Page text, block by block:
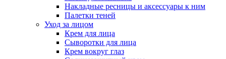
Накладные ресницы и аксессуары к ним
Палетки теней
Уход за лицом
Крем для лица
Сыворотки для лица
Крем вокруг глаз